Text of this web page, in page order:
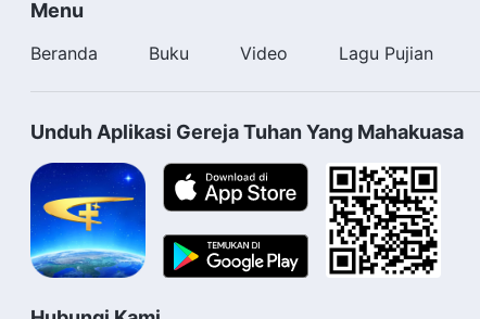
Menu
Beranda Buku Video Lagu Pujian
Unduh Aplikasi Gereja Tuhan Yang Mahakuasa